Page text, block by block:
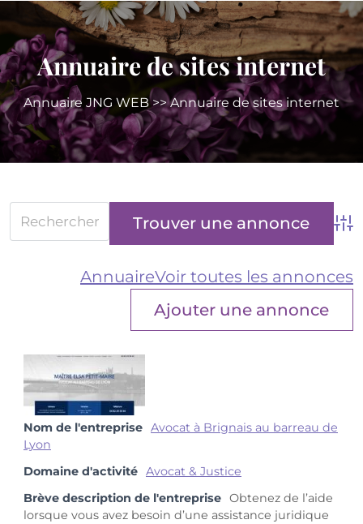
Annuaire de sites internet
Annuaire JNG WEB>> Annuaire de sites internet
AnnuaireVoir toutes les annonces
Ajouter une annonce
Nom de l'entreprise Avocat à Brignais au barreau de
Lyon
Domaine d'activité Avocat & Justice
Brève description de l'entreprise Obtenez de l’aide
lorsque vous avez besoin d’une assistance juridique